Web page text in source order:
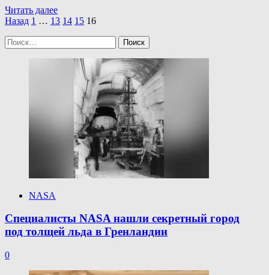
Читать далееПрочитать
больше
изучит
возможность
доставки
образцов
Марса
Пагинация
записей
Назад 1 … 13 14 15 16
Найти:
NASA
Специалисты NASA нашли секретный город
под толщей льда в Гренландии
0